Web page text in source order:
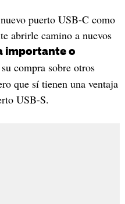
puerto USB-C como
abrirle camino a nuevos
importante o
compra sobre otros
que sí tienen una ventaja
USB-S.